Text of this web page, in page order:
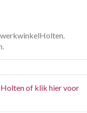
Holten of klik hier voor